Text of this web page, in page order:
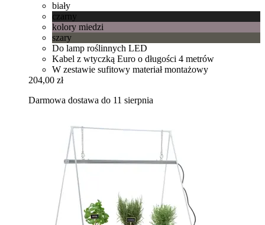
biały
czarny
kolory miedzi
szary
Do lamp roślinnych LED
Kabel z wtyczką Euro o długości 4 metrów
W zestawie sufitowy materiał montażowy
204,00 zł
Darmowa dostawa do 11 sierpnia